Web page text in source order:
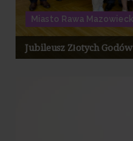
Miasto Rawa
Jubileusz Złotych